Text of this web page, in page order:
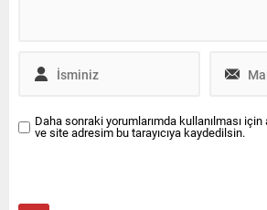
Daha sonraki yorumlarımda kullanılması
ve site adresim bu tarayıcıya kaydedilsin.